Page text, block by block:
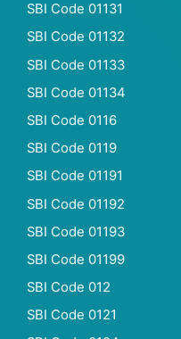
SBI Code 01131
SBI Code 01132
SBI Code 01133
SBI Code 01134
SBI Code 0116
SBI Code 0119
SBI Code 01191
SBI Code 01192
SBI Code 01193
SBI Code 01199
SBI Code 012
SBI Code 0121